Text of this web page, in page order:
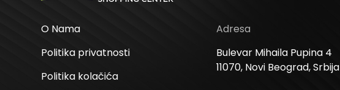
O Nama
Politika privatnosti
Politika kolačića
Adresa
Bulevar Mihaila Pupina 4
11070, Novi Beograd, Srbija